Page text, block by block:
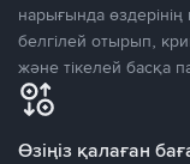
нарығында өздерінің
белгілей отырып,
және тікелей басқа
Өзіңіз қалаған